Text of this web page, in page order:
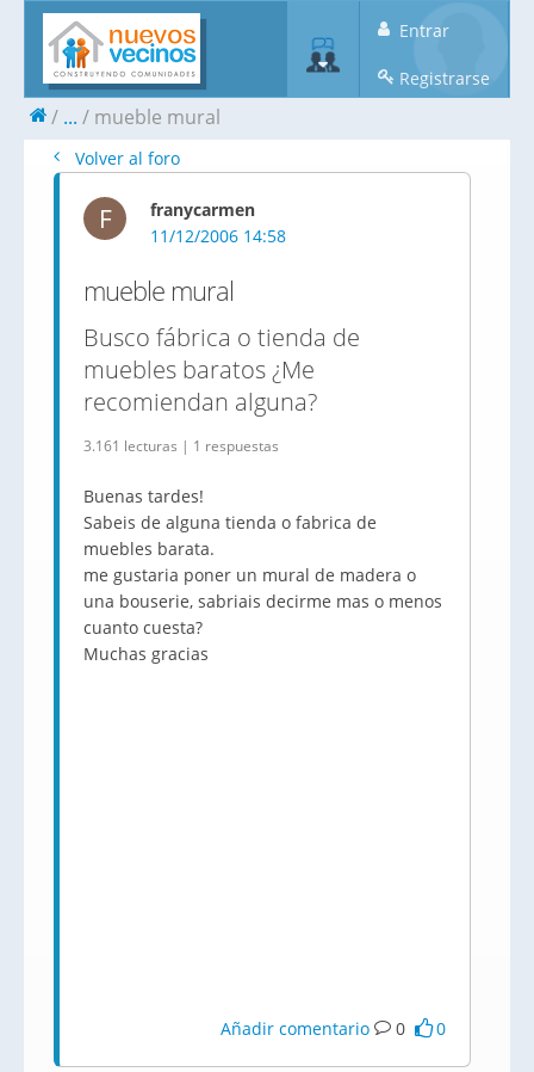
Entrar
Registrarse
... mueble mural
Volver al foro
F
franycarmen
11/12/2006 14:58
mueble mural
Busco fábrica o tienda de
muebles baratos ¿Me
recomiendan alguna?
3.161 lecturas | 1 respuestas
Buenas tardes!
Sabeis de alguna tienda o fabrica de
muebles barata.
me gustaria poner un mural de madera o
una bouserie, sabriais decirme mas o menos
cuanto cuesta?
Muchas gracias
Añadir comentario 0 0